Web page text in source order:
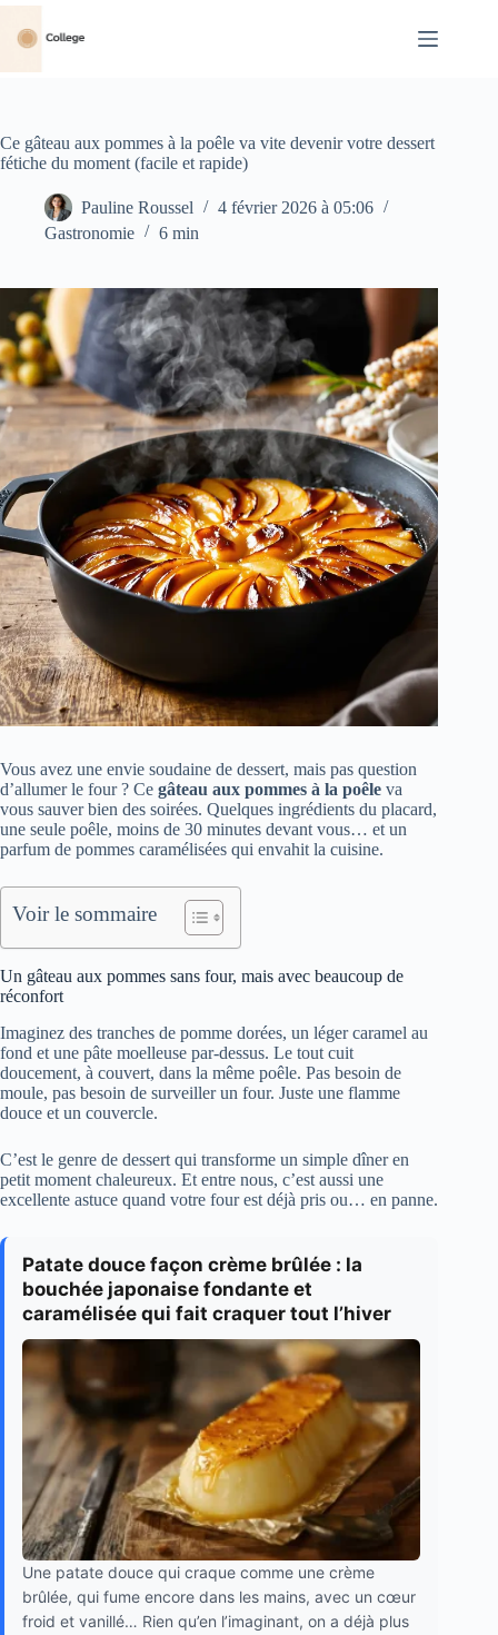
Passer
contenu
Ce gâteau aux pommes à la poêle va vite devenir votre dessert
fétiche du moment (facile et rapide)
Pauline Roussel
4 février 2026 à 05:06
Gastronomie
6 min
Vous avez une envie soudaine de dessert, mais pas question
d’allumer le four ? Ce gâteau aux pommes à la poêle va
vous sauver bien des soirées. Quelques ingrédients du placard,
une seule poêle, moins de 30 minutes devant vous… et un
parfum de pommes caramélisées qui envahit la cuisine.
Voir le sommaire
Un gâteau aux pommes sans four, mais avec beaucoup de
réconfort
Imaginez des tranches de pomme dorées, un léger caramel au
fond et une pâte moelleuse par-dessus. Le tout cuit
doucement, à couvert, dans la même poêle. Pas besoin de
moule, pas besoin de surveiller un four. Juste une flamme
douce et un couvercle.
C’est le genre de dessert qui transforme un simple dîner en
petit moment chaleureux. Et entre nous, c’est aussi une
excellente astuce quand votre four est déjà pris ou… en panne.
Patate douce façon crème brûlée : la
bouchée japonaise fondante et
caramélisée qui fait craquer tout l’hiver
Une patate douce qui craque comme une crème
brûlée, qui fume encore dans les mains, avec un cœur
froid et vanillé… Rien qu’en l’imaginant, on a déjà plus